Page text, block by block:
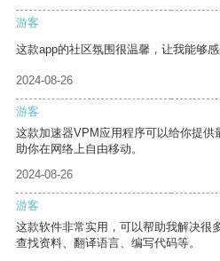
游客
这款app的社区氛围很温馨，让我能够感
2024-08-26
游客
这款加速器VPM应用程序可以给你提
助你在网络上自由移动。
2024-08-26
游客
这款软件非常实用，可以帮助我解决很
查找资料、翻译语言、编写代码等。